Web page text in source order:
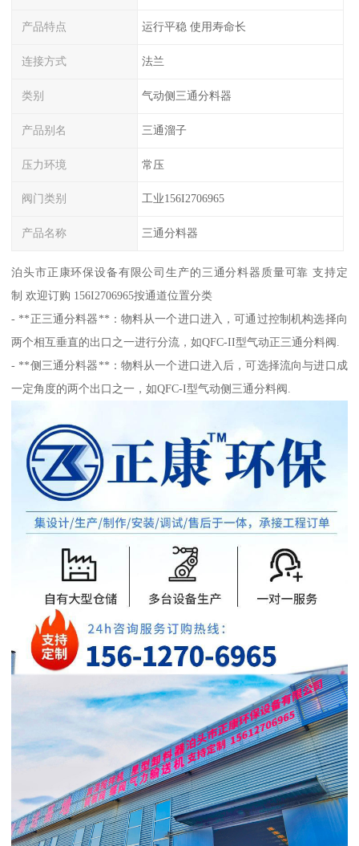
产品特点 运行平稳 使用寿命长
连接方式 法兰
类别 气动侧三通分料器
产品别名 三通溜子
压力环境 常压
阀门类别 工业156I2706965
产品名称 三通分料器
泊头市正康环保设备有限公司生产的三通分料器质量可靠 支持定
制 欢迎订购 156I2706965按通道位置分类
- **正三通分料器**：物料从一个进口进入，可通过控制机构选择向
两个相互垂直的出口之一进行分流，如QFC-II型气动正三通分料阀.
- **侧三通分料器**：物料从一个进口进入后，可选择流向与进口成
一定角度的两个出口之一，如QFC-I型气动侧三通分料阀.